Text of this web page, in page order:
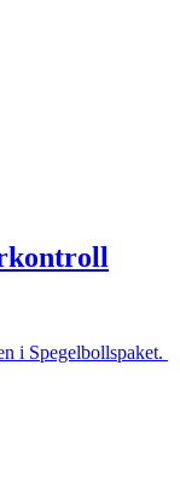
i Spegelbollspaket.